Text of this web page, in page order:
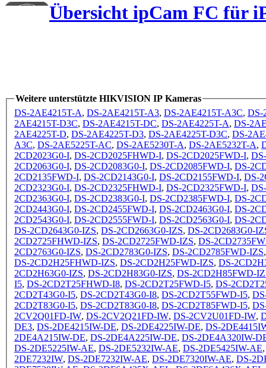
Übersicht ipCam FC für
Weitere unterstützte HIKVISION IP Kameras
DS-2AE4215T-A, DS-2AE4215T-A3, DS-2AE4215T-A3C, DS-
2AE4215T-D3C, DS-2AE4215T-DC, DS-2AE4225T-A, DS-
2AE4225T-D, DS-2AE4225T-D3, DS-2AE4225T-D3C, DS-
A3C, DS-2AE5225T-AC, DS-2AE5230T-A, DS-2AE5232T-A,
2CD2023G0-I, DS-2CD2025FHWD-I, DS-2CD2025FWD-I,
2CD2063G0-I, DS-2CD2083G0-I, DS-2CD2085FWD-I, DS-
2CD2135FWD-I, DS-2CD2143G0-I, DS-2CD2155FWD-I, DS-
2CD2323G0-I, DS-2CD2325FHWD-I, DS-2CD2325FWD-I,
2CD2363G0-I, DS-2CD2383G0-I, DS-2CD2385FWD-I, DS-
2CD2443G0-I, DS-2CD2455FWD-I, DS-2CD2463G0-I, DS-
2CD2543G0-I, DS-2CD2555FWD-I, DS-2CD2563G0-I, DS-
DS-2CD2643G0-IZS, DS-2CD2663G0-IZS, DS-2CD2683G0-
2CD2725FHWD-IZS, DS-2CD2725FWD-IZS, DS-
2CD2763G0-IZS, DS-2CD2783G0-IZS, DS-2CD2785FWD-IZS
DS-2CD2H25FHWD-IZS, DS-2CD2H25FWD-IZS, DS-
2CD2H63G0-IZS, DS-2CD2H83G0-IZS, DS-2CD2H85FWD-
I5, DS-2CD2T25FHWD-I8, DS-2CD2T25FWD-I5, DS-
2CD2T43G0-I5, DS-2CD2T43G0-I8, DS-2CD2T55FWD-I5,
2CD2T83G0-I5, DS-2CD2T83G0-I8, DS-2CD2T85FWD-I5,
2CV2Q01FD-IW, DS-2CV2Q21FD-IW, DS-2CV2U01FD-IW,
DE3, DS-2DE4215IW-DE, DS-2DE4225IW-DE, DS-
2DE4A215IW-DE, DS-2DE4A225IW-DE, DS-2DE4A320IW-
DS-2DE5225IW-AE, DS-2DE5232IW-AE, DS-2DE5425IW-AE
2DE7232IW, DS-2DE7232IW-AE, DS-2DE7320IW-AE, DS-